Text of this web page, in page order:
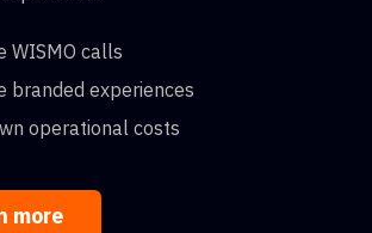
WISMO calls
branded experiences
operational costs
more